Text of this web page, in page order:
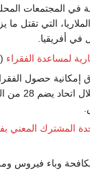
في المجتمعات
التي
أفريقيا.
لمساعدة الفقراء (CGAP):
حصول
التمويل
المشترك المعني
وباء فيروس